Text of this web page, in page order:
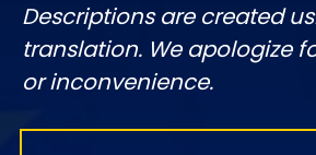
Descriptions are created
translation. We apologize
or inconvenience.